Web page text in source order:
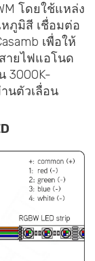
โดยใช้แหล่ง
ภูมิสี เชื่อมต่อ
เพื่อให้
ายไฟแอโนด
3000K-
นตัวเลื่อน